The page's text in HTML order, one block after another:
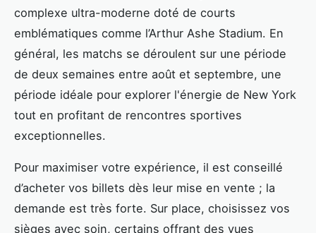
complexe ultra-moderne doté de courts
emblématiques comme l’Arthur Ashe Stadium. En
général, les matchs se déroulent sur une période
de deux semaines entre août et septembre, une
période idéale pour explorer l'énergie de New York
tout en profitant de rencontres sportives
exceptionnelles.
Pour maximiser votre expérience, il est conseillé
d’acheter vos billets dès leur mise en vente ; la
demande est très forte. Sur place, choisissez vos
sièges avec soin, certains offrant des vues